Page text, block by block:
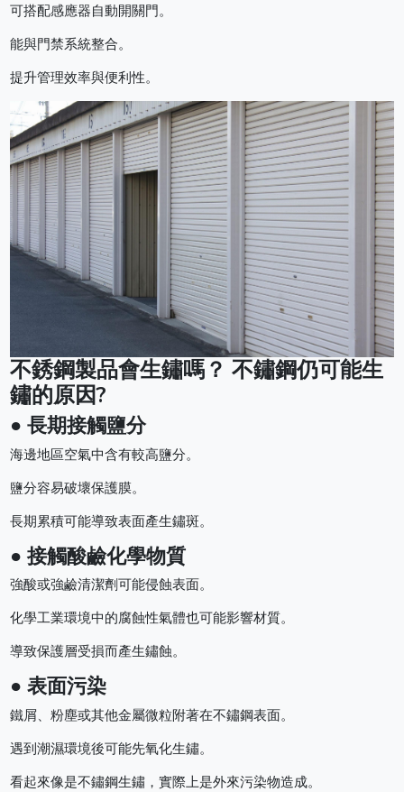
可搭配感應器自動開關門。
能與門禁系統整合。
提升管理效率與便利性。
不銹鋼製品會生鏽嗎？ 不鏽鋼仍可能生
鏽的原因?
● 長期接觸鹽分
海邊地區空氣中含有較高鹽分。
鹽分容易破壞保護膜。
長期累積可能導致表面產生鏽斑。
● 接觸酸鹼化學物質
強酸或強鹼清潔劑可能侵蝕表面。
化學工業環境中的腐蝕性氣體也可能影響材質。
導致保護層受損而產生鏽蝕。
● 表面污染
鐵屑、粉塵或其他金屬微粒附著在不鏽鋼表面。
遇到潮濕環境後可能先氧化生鏽。
看起來像是不鏽鋼生鏽，實際上是外來污染物造成。